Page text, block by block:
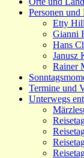
Personen und
Etty
Gianni
Hans
Janusz
Rainer
Termine und
Unterwegs